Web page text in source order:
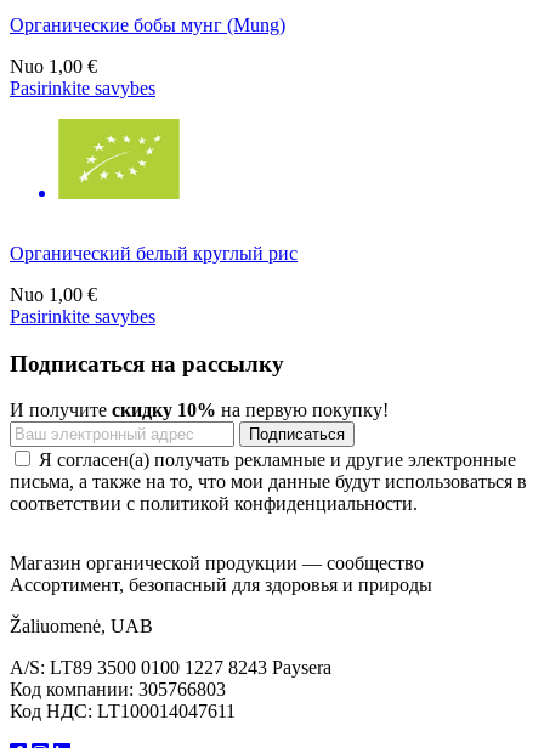
Органические бобы мунг (Mung)
Nuo 1,00 €
Pasirinkite savybes
Органический белый круглый рис
Nuo 1,00 €
Pasirinkite savybes
Подписаться на рассылку
И получите скидку 10% на первую покупку!
Я согласен(а) получать рекламные и другие электронные
письма, а также на то, что мои данные будут использоваться в
соответствии с политикой конфиденциальности.
Магазин органической продукции — сообщество
Ассортимент, безопасный для здоровья и природы
Žaliuomenė, UAB
A/S: LT89 3500 0100 1227 8243 Paysera
Код компании: 305766803
Код НДС: LT100014047611